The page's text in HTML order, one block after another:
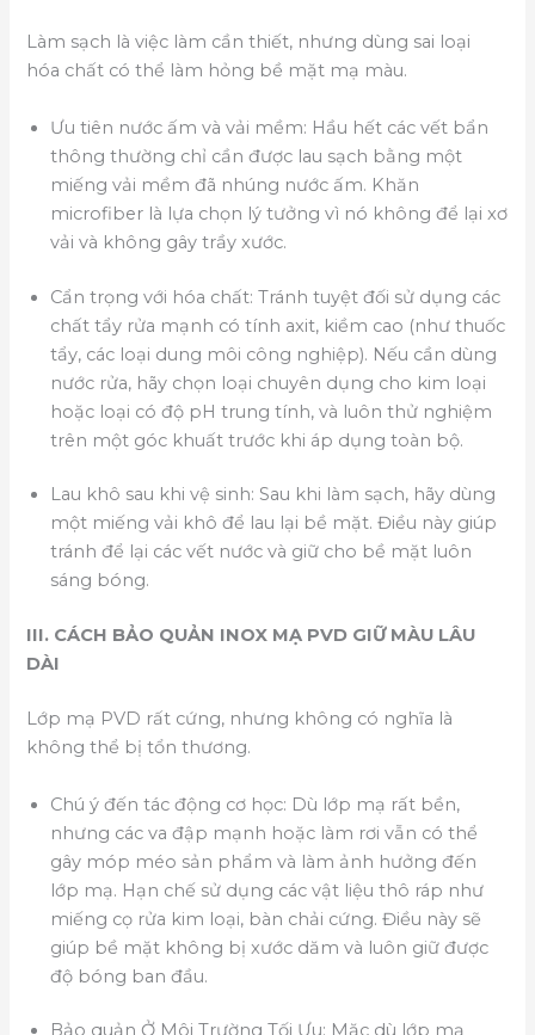
Làm sạch là việc làm cần thiết, nhưng dùng sai loại
hóa chất có thể làm hỏng bề mặt mạ màu.
Ưu tiên nước ấm và vải mềm: Hầu hết các vết bẩn
thông thường chỉ cần được lau sạch bằng một
miếng vải mềm đã nhúng nước ấm. Khăn
microfiber là lựa chọn lý tưởng vì nó không để lại xơ
vải và không gây trầy xước.
Cẩn trọng với hóa chất: Tránh tuyệt đối sử dụng các
chất tẩy rửa mạnh có tính axit, kiềm cao (như thuốc
tẩy, các loại dung môi công nghiệp). Nếu cần dùng
nước rửa, hãy chọn loại chuyên dụng cho kim loại
hoặc loại có độ pH trung tính, và luôn thử nghiệm
trên một góc khuất trước khi áp dụng toàn bộ.
Lau khô sau khi vệ sinh: Sau khi làm sạch, hãy dùng
một miếng vải khô để lau lại bề mặt. Điều này giúp
tránh để lại các vết nước và giữ cho bề mặt luôn
sáng bóng.
III. CÁCH BẢO QUẢN INOX MẠ PVD GIỮ MÀU LÂU
DÀI
Lớp mạ PVD rất cứng, nhưng không có nghĩa là
không thể bị tổn thương.
Chú ý đến tác động cơ học: Dù lớp mạ rất bền,
nhưng các va đập mạnh hoặc làm rơi vẫn có thể
gây móp méo sản phẩm và làm ảnh hưởng đến
lớp mạ. Hạn chế sử dụng các vật liệu thô ráp như
miếng cọ rửa kim loại, bàn chải cứng. Điều này sẽ
giúp bề mặt không bị xước dăm và luôn giữ được
độ bóng ban đầu.